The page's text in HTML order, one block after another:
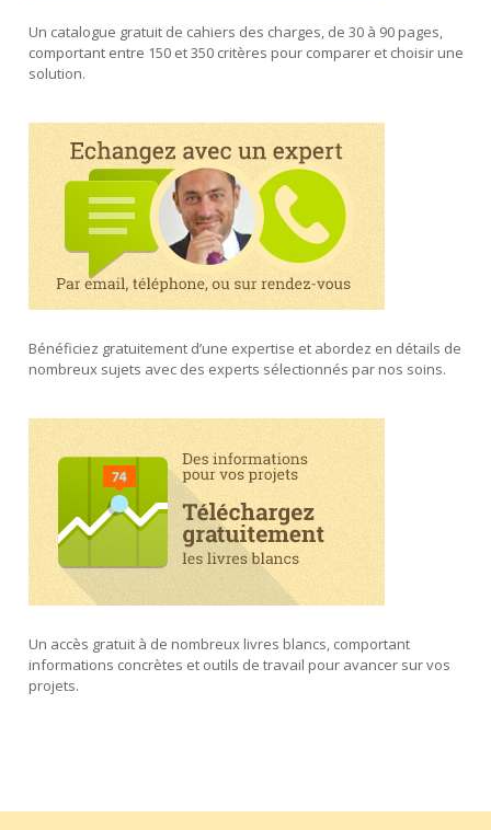
Un catalogue gratuit de cahiers des charges, de 30 à 90 pages,
comportant entre 150 et 350 critères pour comparer et choisir une
solution.
Bénéficiez gratuitement d’une expertise et abordez en détails de
nombreux sujets avec des experts sélectionnés par nos soins.
Un accès gratuit à de nombreux livres blancs, comportant
informations concrètes et outils de travail pour avancer sur vos
projets.